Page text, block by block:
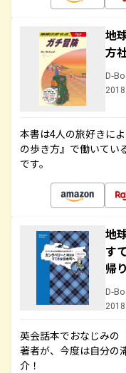
地
方
D-
本書は4人の旅好きに
の歩き方』で働いてい
です。
地
す
帰
D-
英会話本でおなじみの
著者が、今度は自分の
介！